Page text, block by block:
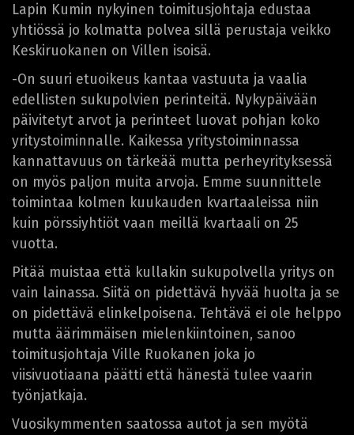
Lapin Kumin nykyinen toimitusjohtaja edustaa
yhtiössä jo kolmatta polvea sillä perustaja veikko
Keskiruokanen on Villen isoisä.
-On suuri etuoikeus kantaa vastuuta ja vaalia
edellisten sukupolvien perinteitä. Nykypäivään
päivitetyt arvot ja perinteet luovat pohjan koko
yritystoiminnalle. Kaikessa yritystoiminnassa
kannattavuus on tärkeää mutta perheyrityksessä
on myös paljon muita arvoja. Emme suunnittele
toimintaa kolmen kuukauden kvartaaleissa niin
kuin pörssiyhtiöt vaan meillä kvartaali on 25
vuotta.
Pitää muistaa että kullakin sukupolvella yritys on
vain lainassa. Siitä on pidettävä hyvää huolta ja se
on pidettävä elinkelpoisena. Tehtävä ei ole helppo
mutta äärimmäisen mielenkiintoinen, sanoo
toimitusjohtaja Ville Ruokanen joka jo
viisivuotiaana päätti että hänestä tulee vaarin
työnjatkaja.
Vuosikymmenten saatossa autot ja sen myötä